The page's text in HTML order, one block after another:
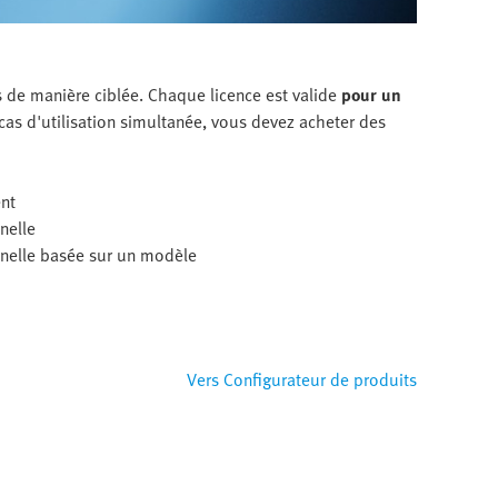
manière ciblée. Chaque licence est valide pour un
d'utilisation simultanée, vous devez acheter des
basée sur un modèle
Vers Configurateur de produits